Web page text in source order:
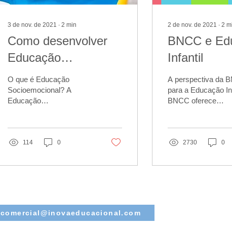
3 de nov. de 2021 ∙ 2 min
Como desenvolver
Educação
socioemocional nas
escolas?
O que é Educação
Socioemocional? A
Educação
habilidades, que são as
114 0
2 de nov. de 2021 ∙ 2
BNCC e
Infantil
A perspectiva da
para a Educação
BNCC oferece
2730 0
comercial@inovaeducacional.com